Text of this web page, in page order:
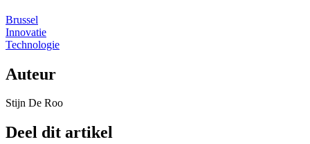
Brussel
Innovatie
Technologie
Auteur
Stijn De Roo
Deel dit artikel